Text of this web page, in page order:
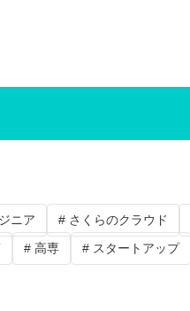
ニア # さくらのクラウド
# 高専 # スタートアップ